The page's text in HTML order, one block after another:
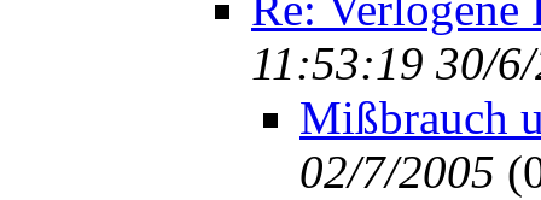
11:53:19 30/
Mißbrauch
02/7/2005 (